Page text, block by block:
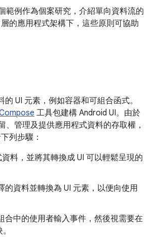
範例作為個案研究，介紹單向資料流的
的應用程式架構下，這些原則可協助
的 UI 元素，例如容器和可組合函式。
工具包建構 Android UI。由於
、管理及提供應用程式資料的存取權，
列步驟：
料，並將其轉換成 UI 可以輕鬆呈現的
的資料並轉換為 UI 元素，以便向使用
合中的使用者輸入事件，然後視需要在